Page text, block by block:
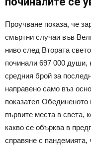
Проучване показа, че
смъртни случаи във
ниво след Втората
починали 697 000 души,
средния брой за
направено само въз
показател
първите места в света,
какво се обърква в
справяне с пандемията,